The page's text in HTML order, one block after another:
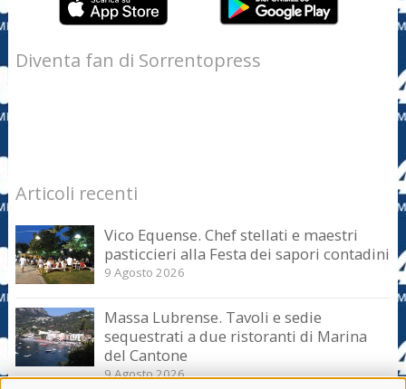
Diventa fan di Sorrentopress
Articoli recenti
Vico Equense. Chef stellati e maestri
pasticcieri alla Festa dei sapori contadini
9 Agosto 2026
Massa Lubrense. Tavoli e sedie
sequestrati a due ristoranti di Marina
del Cantone
9 Agosto 2026